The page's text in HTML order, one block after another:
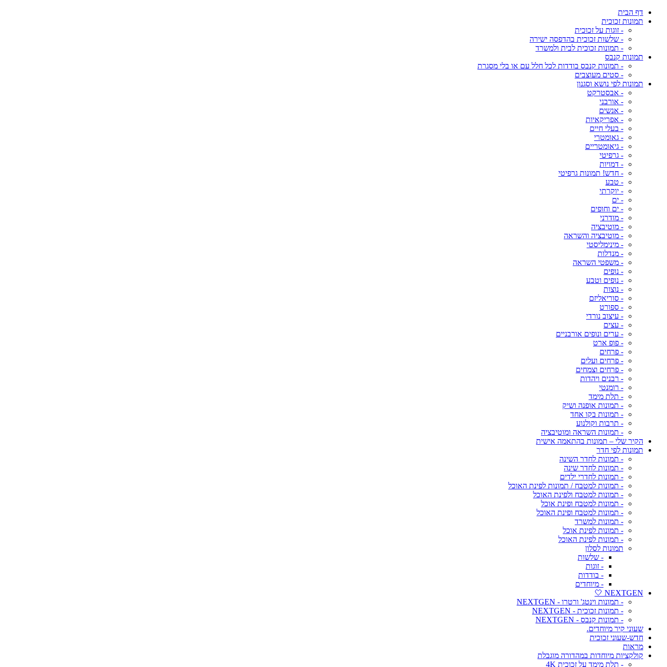
דף הבית
תמונות זכוכית
- זוגות על זכוכית
- שלשות זכוכית בהדפסה ישירה
- תמונות זכוכית לבית ולמשרד
תמונות קנבס
- תמונות קנבס בודדות לכל חלל עם או בלי מסגרת
- סטים מעוצבים
תמונות לפי נושא וסגנון
- אבסטרקט
- אורבני
- אנשים
- אפריקאיות
- בעלי חיים
- גאומטרי
- גיאומטריים
- גרפיטי
- דמויות
- חדש! תמונות גרפיטי
- טבע
- יוקרתי
- ים
- ים וחופים
- מודרני
- מוטיבציה
- מוטיבציה והשראה
- מינימליסטי
- מנדלות
- משפטי השראה
- נופים
- נופים וטבע
- נוצות
- סוריאליזם
- ספורט
- עיצוב נורדי
- עצים
- ערים ונופים אורבניים
- פופ ארט
- פרחים
- פרחים ועלים
- פרחים וצמחים
- רבנים ויהדות
- רומנטי
- תלת מימד
- תמונות אופנה ושיק
- תמונות בקו אחד
- תרבות וקולנוע
- תמונות השראה ומוטיבציה
הקיר שלי – תמונות בהתאמה אישית
תמונות לפי חדר
- תמונות לחדר השינה
- תמונות לחדר שינה
- תמונות לחדרי ילדים
- תמונות למטבח / תמונות לפינת האוכל
- תמונות למטבח ולפינת האוכל
- תמונות למטבח ופינת אוכל
- תמונות למטבח ופינת האוכל
- תמונות למשרד
- תמונות לפינת אוכל
- תמונות לפינת האוכל
תמונות לסלון
- שלשות
- זוגות
- בודדות
- מיוחדים
NEXTGEN 🤍
- תמונות וינטג' ורטרו - NEXTGEN
- תמונות זכוכית - NEXTGEN
- תמונות קנבס - NEXTGEN
שעוני קיר מיוחדים.
חדש-שעוני זכוכית
מראות
קולקציות מיוחדות במהדורה מוגבלת
- תלת מימד על זכוכית 4K